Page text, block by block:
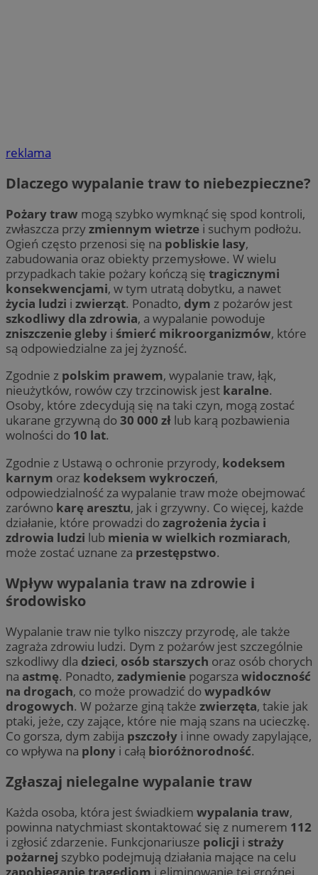
reklama
Dlaczego wypalanie traw to niebezpieczne?
Pożary traw mogą szybko wymknąć się spod kontroli,
zwłaszcza przyzmiennym wietrze i suchym podłożu.
Ogień często przenosi się na pobliskie lasy,
zabudowania oraz obiekty przemysłowe. W wielu
przypadkach takie pożary kończą się tragicznymi
konsekwencjami, w tym utratą dobytku, a nawet
życia ludzi i zwierząt. Ponadto, dym z pożarów jest
szkodliwy dla zdrowia, a wypalanie powoduje
zniszczenie gleby i śmierć mikroorganizmów, które
są odpowiedzialne za jej żyzność.
Zgodnie z polskim prawem, wypalanie traw, łąk,
nieużytków, rowów czy trzcinowisk jest karalne.
Osoby, które zdecydują się na taki czyn, mogą zostać
ukarane grzywną do30 000 zł lub karą pozbawienia
wolności do 10 lat.
Zgodnie z Ustawą o ochronie przyrody, kodeksem
karnym oraz kodeksem wykroczeń,
odpowiedzialność za wypalanie traw może obejmować
zarówno karę aresztu, jak i grzywny. Co więcej, każde
działanie, które prowadzi dozagrożenia życia i
zdrowia ludzi lub mienia w wielkich rozmiarach,
może zostać uznane za przestępstwo.
Wpływ wypalania traw na zdrowie i
środowisko
Wypalanie traw nie tylko niszczy przyrodę, ale także
zagraża zdrowiu ludzi. Dym z pożarów jest szczególnie
szkodliwy dla dzieci, osób starszych oraz osób chorych
na astmę. Ponadto, zadymienie pogarsza widoczność
na drogach, co może prowadzić dowypadków
drogowych. W pożarze giną także zwierzęta, takie jak
ptaki, jeże, czy zające, które nie mają szans na ucieczkę.
Co gorsza, dym zabija pszczoły i inne owady zapylające,
co wpływa na plony i całą bioróżnorodność.
Zgłaszaj nielegalne wypalanie traw
Każda osoba, która jest świadkiem wypalania traw,
powinna natychmiast skontaktować się z numerem 112
i zgłosić zdarzenie. Funkcjonariusze policji i straży
pożarnej szybko podejmują działania mające na celu
zapobieganie tragediom i eliminowanie tej groźnej